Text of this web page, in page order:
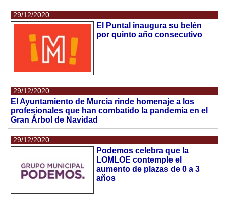
29/12/2020
El Puntal inaugura su belén
por quinto año consecutivo
29/12/2020
El Ayuntamiento de Murcia rinde homenaje a los
profesionales que han combatido la pandemia en el
Gran Árbol de Navidad
29/12/2020
Podemos celebra que la
LOMLOE contemple el
aumento de plazas de 0 a 3
años